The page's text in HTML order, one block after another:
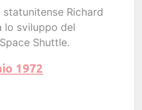
Richard
lo sviluppo del
Shuttle.
1972